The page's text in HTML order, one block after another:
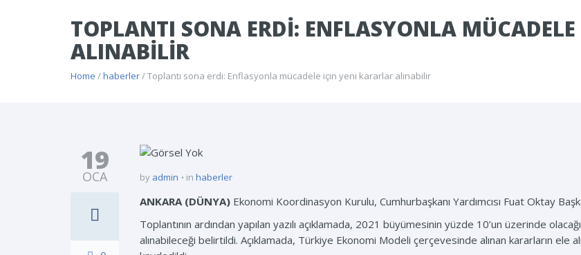
TOPLANTI SONA ERDI: ENFLASYONLA
ALINABILIR
Home /haberler/ Toplantı sona erdi: Enflasyonla mücadele için yeni kararlar alınabilir
19
OCA by admin in haberler
ANKARA (DÜNYA) Ekonomi Koordinasyon Kurulu, Cumhurbaşkanı Yardımcısı Fuat Oktay
Toplantının ardından yapılan yazılı açıklamada, 2021 büyümesinin yüzde 10’un üzerinde
alınabileceği belirtildi. Açıklamada, Türkiye Ekonomi Modeli çerçevesinde alınan kararların ele